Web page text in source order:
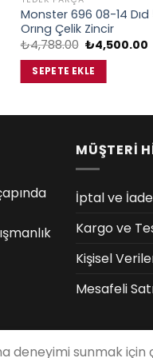
Monster 696 08-14 Dıd
Orıng Çelik Zincir
₺4,788.00 Orijinal
fiyat:
₺4,788.00.
₺4,500.00Şu
SEPETE EKLE
MÜŞTERİ
İptal ve
Kargo ve
Kişisel
Mesafeli
deneyimi sunmak